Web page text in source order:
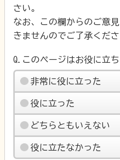
さい。
なお、この欄からのご意
きませんのでご了承くださ
Q.このページはお役に立
非常に役に立った
役に立った
どちらともいえない
役に立たなかった